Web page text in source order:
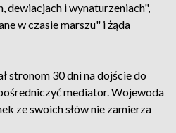
dewiacjach i wynaturzeniach",
w czasie marszu" i żąda
stronom 30 dni na dojście do
mediator. Wojewoda
ze swoich słów nie zamierza